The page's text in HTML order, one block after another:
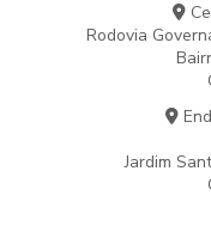
Rodovia
Jardim